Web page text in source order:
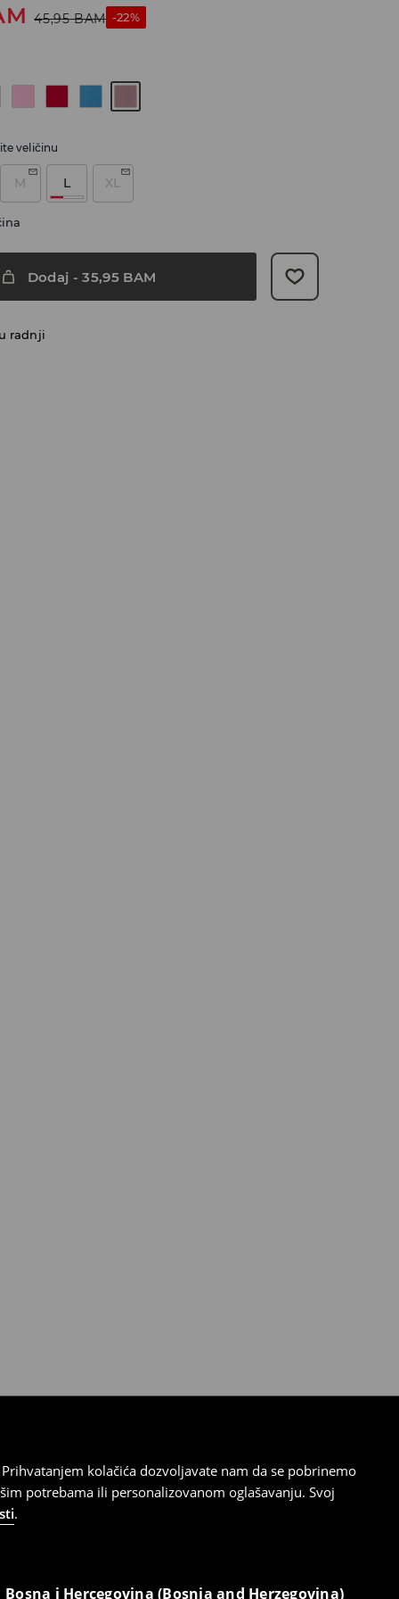
kolačića dozvoljavate nam da se pobrinemo
potrebama ili personalizovanom oglašavanju. Svoj
.
Bosna i Hercegovina (Bosnia and Herzegovina)
45,95 BAM -22%
veličinu
M L XL
Dodaj -35,95 BAM
radnji